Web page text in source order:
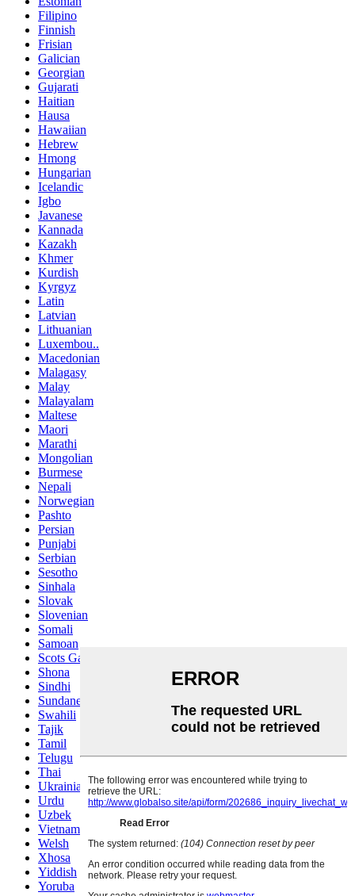
Filipino
Finnish
Frisian
Galician
Georgian
Gujarati
Haitian
Hausa
Hawaiian
Hebrew
Hmong
Hungarian
Icelandic
Igbo
Javanese
Kannada
Kazakh
Khmer
Kurdish
Kyrgyz
Latin
Latvian
Lithuanian
Luxembou..
Macedonian
Malagasy
Malay
Malayalam
Maltese
Maori
Marathi
Mongolian
Burmese
Nepali
Norwegian
Pashto
Persian
Punjabi
Serbian
Sesotho
Sinhala
Slovak
Slovenian
Somali
Samoan
Scots Gaelic
Shona
Sindhi
Sundanese
Swahili
Tajik
Tamil
Telugu
Thai
Ukrainian
Urdu
Uzbek
Vietnamese
Welsh
Xhosa
Yiddish
Yoruba